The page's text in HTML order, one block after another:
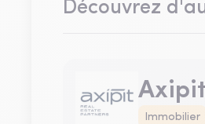
Découvrez
Immobilier